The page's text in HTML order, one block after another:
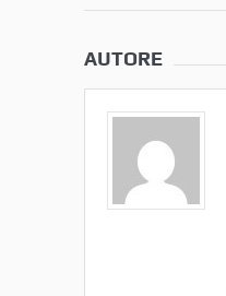
AUTORE